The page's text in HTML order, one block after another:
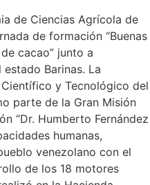
de Ciencias Agrícola de
de formación “Buenas
cacao” junto a
Barinas. La
y Tecnológico del
parte de la Gran Misión
“Dr. Humberto Fernández
humanas,
venezolano con el
de los 18 motores